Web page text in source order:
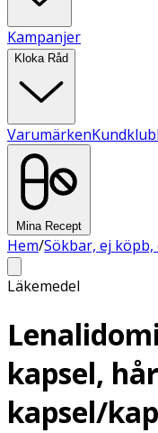
Kampanjer
Kloka Råd
Varumärken
Mina Recept
Hem/Sökbar, ej köpb,
Läkemedel
kapsel,
kapsel/